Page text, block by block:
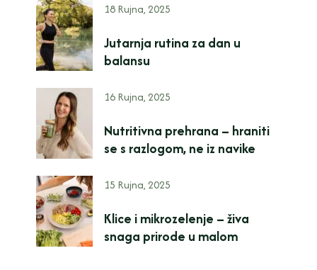
18 Rujna, 2025
Jutarnja rutina za dan u
balansu
16 Rujna, 2025
Nutritivna prehrana – hraniti
se s razlogom, ne iz navike
15 Rujna, 2025
Klice i mikrozelenje – živa
snaga prirode u malom